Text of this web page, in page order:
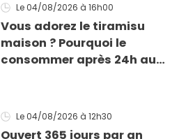
Le 04/08/2026 à 16h00
Vous adorez le tiramisu
maison ? Pourquoi le
consommer après 24h au
Le 04/08/2026 à 12h30
Ouvert 365 jours par an